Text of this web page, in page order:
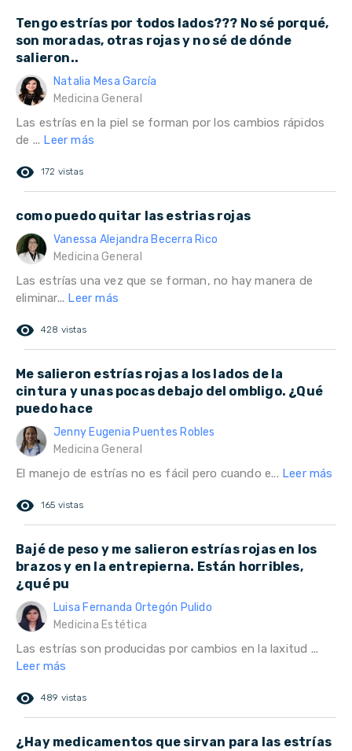
Tengo estrías por todos lados??? No sé porqué,
son moradas, otras rojas y no sé de dónde
salieron..
Natalia Mesa García
Medicina General
Las estrías en la piel se forman por los cambios rápidos
de ... Leer más
remove_red_eye 172 vistas
como puedo quitar las estrias rojas
Vanessa Alejandra Becerra Rico
Medicina General
Las estrías una vez que se forman, no hay manera de
eliminar... Leer más
remove_red_eye 428 vistas
Me salieron estrías rojas a los lados de la
cintura y unas pocas debajo del ombligo. ¿Qué
puedo hace
Jenny Eugenia Puentes Robles
Medicina General
El manejo de estrías no es fácil pero cuando e... Leer más
remove_red_eye 165 vistas
Bajé de peso y me salieron estrías rojas en los
brazos y en la entrepierna. Están horribles,
¿qué pu
Luisa Fernanda Ortegón Pulido
Medicina Estética
Las estrías son producidas por cambios en la laxitud ...
Leer más
remove_red_eye 489 vistas
¿Hay medicamentos que sirvan para las estrías